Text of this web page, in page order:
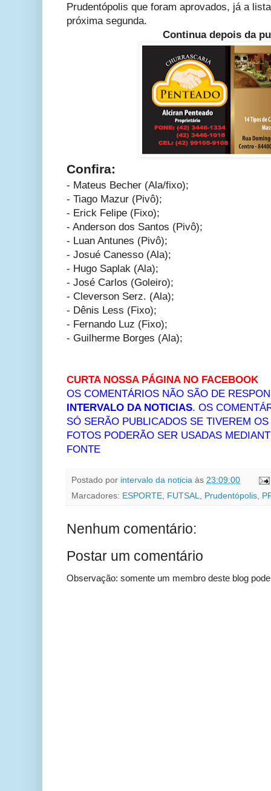
Prudentópolis que foram aprovados, já a
próxima segunda.
Continua depois da
Confira:
- Mateus Becher (Ala/fixo);
- Tiago Mazur (Pivô);
- Erick Felipe (Fixo);
- Anderson dos Santos (Pivô);
- Luan Antunes (Pivô);
- Josué Canesso (Ala);
- Hugo Saplak (Ala);
- José Carlos (Goleiro);
- Cleverson Serz. (Ala);
- Dênis Less (Fixo);
- Fernando Luz (Fixo);
- Guilherme Borges (Ala);
CURTA NOSSA PÁGINA NO FACEBOOK
OS COMENTÁRIOS NÃO SÃO DE
INTERVALO DA NOTICIAS. OS
SÓ SERÃO PUBLICADOS SE TIVEREM OS
FOTOS PODERÃO SER USADAS
FONTE
Postado por intervalo da noticia às 23:09:00
Marcadores: ESPORTE, FUTSAL, Prudentópolis,
Nenhum comentário:
Postar um comentário
Observação: somente um membro deste blog